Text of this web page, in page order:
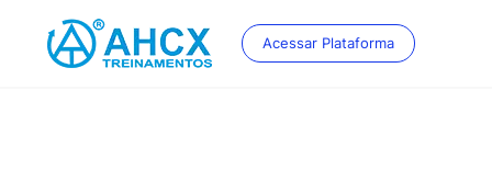
content
Acessar Plataforma